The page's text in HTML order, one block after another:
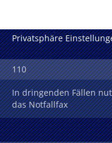
Privatsphäre
110
In dringenden Fällen
das Notfallfax